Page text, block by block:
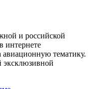
и российской
интернете
авиационную тематику.
эксклюзивной